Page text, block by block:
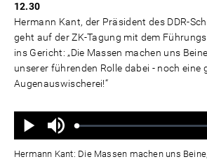
12.30
Hermann Kant, der Präsident des DDR-
geht auf der ZK-Tagung mit dem
ins Gericht: „Die Massen machen uns
unserer führenden Rolle dabei - noch eine
Augenauswischerei!“
Wiedergabe
Ton
aus
Geladen:
Status:
Hermann Kant: Die Massen machen uns